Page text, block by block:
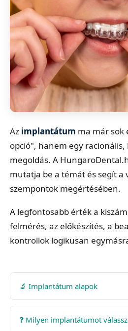
Az implantátum ma már sok
opció", hanem egy racionális,
megoldás. A
mutatja be a témát és segít a
szempontok megértésében.
A legfontosabb érték a
felmérés, az előkészítés, a
kontrollok logikusan
🔬 Implantátum alapok
❓ Milyen implantátumot